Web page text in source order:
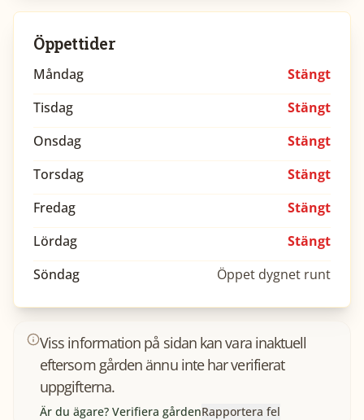
Öppettider
Måndag
Stängt
Tisdag
Stängt
Onsdag
Stängt
Torsdag
Stängt
Fredag
Stängt
Lördag
Stängt
Söndag
Öppet dygnet runt
Viss information på sidan kan vara inaktuell
eftersom gården ännu inte har verifierat
uppgifterna.
Är du ägare? Verifiera gårdenRapportera fel